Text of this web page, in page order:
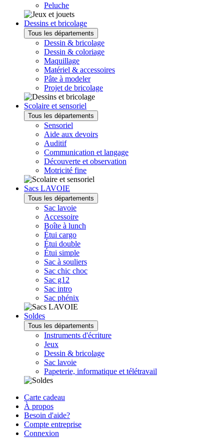
Peluche
Dessins et bricolage
Tous les départements
Dessin & bricolage
Dessin & coloriage
Maquillage
Matériel & accessoires
Pâte à modeler
Projet de bricolage
Scolaire et sensoriel
Tous les départements
Sensoriel
Aide aux devoirs
Auditif
Communication et langage
Découverte et observation
Motricité fine
Sacs LAVOIE
Tous les départements
Sac lavoie
Accessoire
Boîte à lunch
Étui cargo
Étui double
Étui simple
Sac à souliers
Sac chic choc
Sac g12
Sac intro
Sac phénix
Soldes
Tous les départements
Instruments d'écriture
Jeux
Dessin & bricolage
Sac lavoie
Papeterie, informatique et télétravail
Carte cadeau
À propos
Besoin d'aide?
Compte entreprise
Connexion